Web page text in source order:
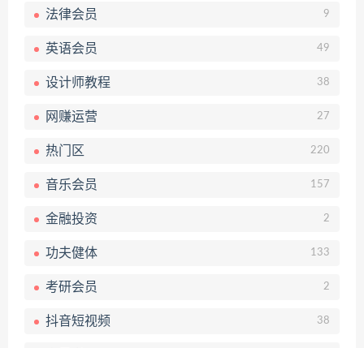
法律会员 9
英语会员 49
设计师教程 38
网赚运营 27
热门区 220
音乐会员 157
金融投资 2
功夫健体 133
考研会员 2
抖音短视频 38